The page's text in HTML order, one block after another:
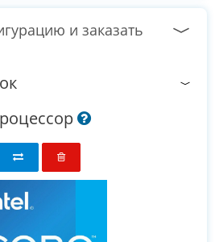
и заказать